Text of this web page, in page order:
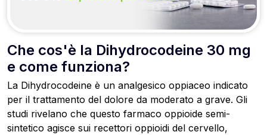
Che cos'è la Dihydrocodeine 30 mg
e come funziona?
La Dihydrocodeine è un analgesico oppiaceo indicato
per il trattamento del dolore da moderato a grave. Gli
studi rivelano che questo farmaco oppioide semi-
sintetico agisce sui recettori oppioidi del cervello,